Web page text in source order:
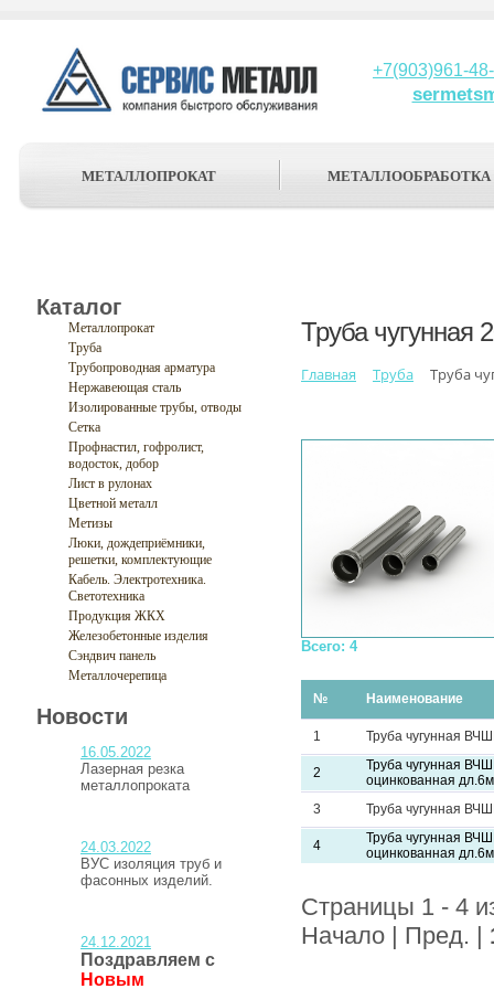
+7(903)961-
МЕТАЛЛОПРОКАТ МЕТАЛЛООБРАБОТКА
Каталог
Металлопрокат
Труба
Трубопроводная арматура
Нержавеющая сталь
Изолированные трубы, отводы
Сетка
Профнастил, гофролист,
водосток, добор
Лист в рулонах
Цветной металл
Метизы
Люки, дождеприёмники,
решетки, комплектующие
Кабель. Электротехника.
Светотехника
Продукция ЖКХ
Железобетонные изделия
Сэндвич панель
Металлочерепица
Новости
16.05.2022
Лазерная резка
металлопроката
24.03.2022
ВУС изоляция труб и
фасонных изделий.
24.12.2021
Поздравляем с
Новым
Труба чугунная
Главная Труба Труба
Всего: 4
№ Наименование
1 Труба чугунная
2
Труба чугунная
оцинкованная дл.6м
3
Труба чугунная
4
Труба чугунная
оцинкованная дл.6м
Страницы 1 - 4
Начало | Пред. |